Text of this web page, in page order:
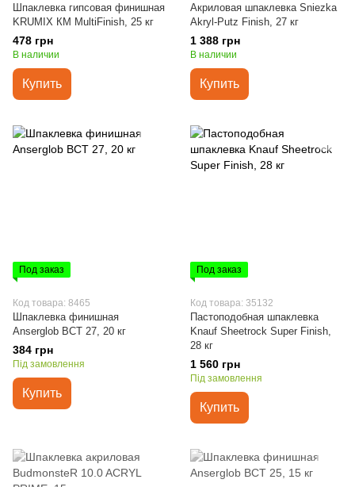
Шпаклевка гипсовая финишная
KRUMIX КМ MultiFinish, 25 кг
478 грн
В наличии
Купить
Акриловая шпаклевка Sniezka
Akryl-Putz Finish, 27 кг
1 388 грн
В наличии
Купить
Под заказ
Код товара: 8465
Шпаклевка финишная
Anserglob BCT 27, 20 кг
384 грн
Під замовлення
Купить
Под заказ
Код товара: 35132
Пастоподобная шпаклевка
Knauf Sheetrock Super Finish,
28 кг
1 560 грн
Під замовлення
Купить